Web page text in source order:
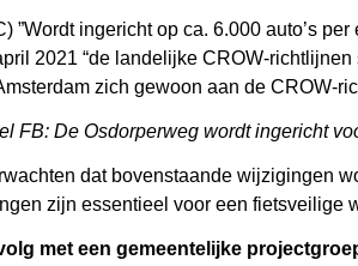
”Wordt ingericht op ca. 6.000 auto’s
2021 “de landelijke CROW-richtlijnen
zich gewoon aan de CROW-
FB: De Osdorperweg wordt ingericht
dat bovenstaande wijzigingen
zijn essentieel voor een fietsveilige
met een gemeentelijke